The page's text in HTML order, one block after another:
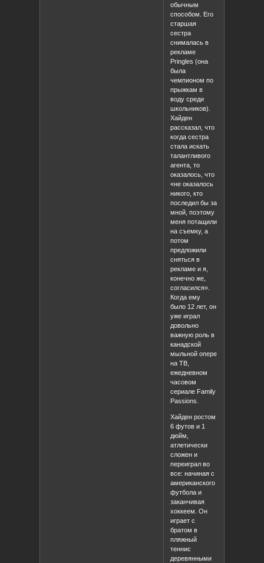
обычным
способом. Его
старшая
сестра
снималась в
рекламе
Pringles (она
была
чемпионом по
прыжкам в
воду среди
школьников).
Хайден
рассказал, что
когда сестра
стала искать
талантливого
агента, то
оказалось, что
«не оказалось
никого, кто
последил бы за
мной, поэтому
меня потащили
на съемку, а
потом
предложили
сняться в
рекламе и я,
конечно же,
согласился».
Когда ему
было 12 лет, он
уже играл
довольно
важную роль в
канадской
мыльной опере
на ТВ,
ежедневном
часовом
сериале Family
Passions.
Хайден ростом
6 футов и 1
дюйм,
атлетически
сложен и
переиграл во
все: начиная с
американского
футбола и
заканчивая
хоккеем. Он
играет с
братом в
пляжный
теннис
деревянными